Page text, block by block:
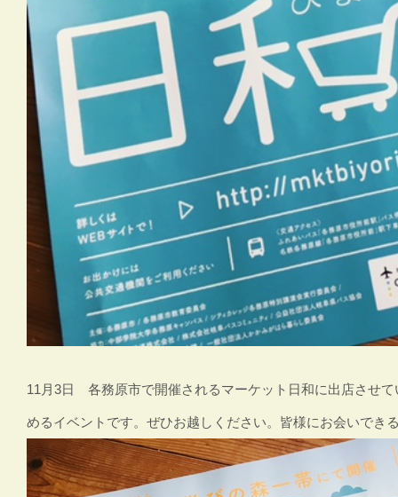
11月3日 各務原市で開催されるマーケット日和に出店させ
めるイベントです。ぜひお越しください。皆様にお会いでき